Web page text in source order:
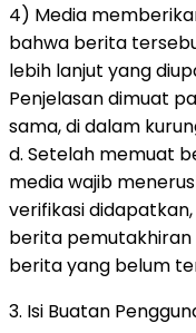
4) Media
bahwa berita
lebih lanjut yang
Penjelasan dimuat
sama, di dalam
d. Setelah memuat
media wajib
verifikasi
berita
berita yang belum
3. Isi Buatan